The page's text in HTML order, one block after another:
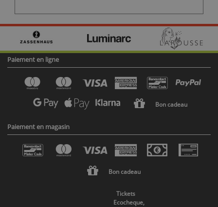
Paiement en ligne
Bon cadeau
Paiement en magasin
Bon cadeau
Tickets
Ecocheque,